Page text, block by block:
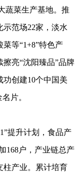
蔬菜生产基地。推
范场22家，淡水
等“1+8”特色产
亮“沈阳臻品”品牌
创建10个中国美
片。
提升计划，食品产
168户，产业链总产
柱产业。累计培育